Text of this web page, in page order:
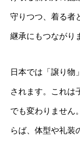
守りつつ、着る者
継承にもつながり
日本では「譲り物
されます。これは
でも変わりません
らば、体型や礼装